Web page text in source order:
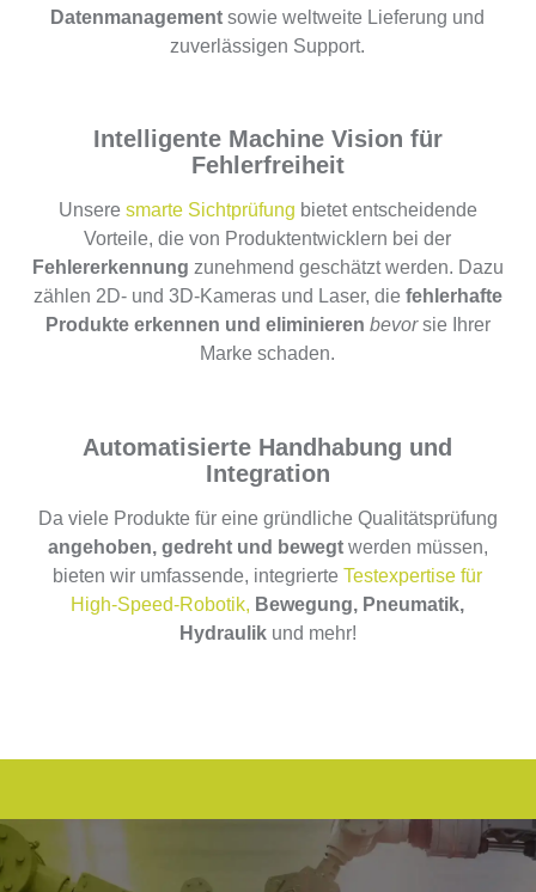
Datenmanagement sowie weltweite Lieferung und
zuverlässigen Support.
Intelligente Machine Vision für
Fehlerfreiheit
Unsere smarte Sichtprüfung bietet entscheidende
Vorteile, die von Produktentwicklern bei der
Fehlererkennung zunehmend geschätzt werden. Dazu
zählen 2D- und 3D-Kameras und Laser, die fehlerhafte
Produkte erkennen und eliminieren bevorsie Ihrer
Marke schaden.
Automatisierte Hand­habung und
Integration
Da viele Produkte für eine gründliche Qualitätsprüfung
angehoben, gedreht und bewegtwerden müssen,
bieten wir umfassende, integrierteTestexpertise für
High-Speed-Robotik, Bewegung, Pneumatik,
Hydraulikund mehr!